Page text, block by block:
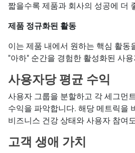
짧을수록 제품과 회사의 성공에 더
제품 정규화된 활동
이는 제품 내에서 원하는 핵심 활동
"아하" 순간을 경험한 활성화된 사
사용자당 평균 수익
사용자 그룹을 분할하고 각 세그먼
수익을 파악합니다. 해당 메트릭을
비즈니스 건강 상태와 사용자 참여
고객 생애 가치